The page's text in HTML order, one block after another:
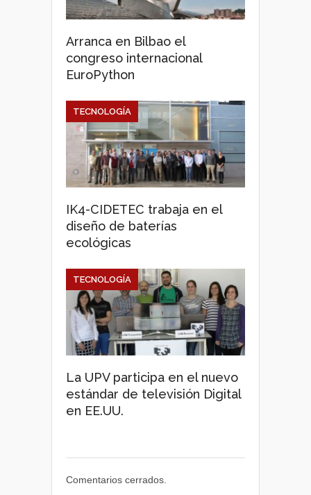
Arranca en Bilbao el
congreso internacional
EuroPython
IK4-CIDETEC trabaja en el
diseño de baterías
ecológicas
TECNOLOGÍA
La UPV participa en el nuevo
estándar de televisión Digital
en EE.UU.
TECNOLOGÍA
Comentarios cerrados.